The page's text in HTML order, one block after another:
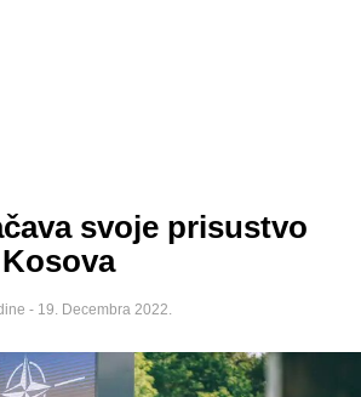
svoje prisustvo
- 19. Decembra 2022.